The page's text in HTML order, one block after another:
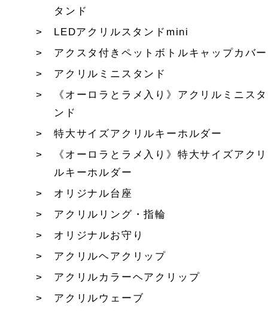
タンド
LEDアクリルスタンドmini
アクスタ付きペットボトルキャップカバー
アクリルミニスタンド
《オーロラとラメ入り》アクリルミニスタ
ンド
特大サイズアクリルキーホルダー
《オーロラとラメ入り》特大サイズアクリ
ルキーホルダー
オリジナル台座
アクリルリング・指輪
オリジナルお守り
アクリルヘアクリップ
アクリルカラーヘアクリップ
アクリルウェーブ